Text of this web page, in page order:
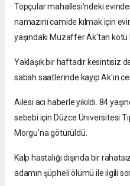
Topçular mahallesi’ndeki
namazını camide kılmak için
yaşındaki Muzaffer Ak'tan kötü
Yaklaşık bir haftadır kesintisiz
sabah saatlerinde kayıp Ak'ın
Ailesi acı haberle yıkıldı. 84
sebebi için Düzce Üniversitesi
Morgu'na götürüldü.
Kalp hastalığı dışında bir
adamın şüpheli ölümü ile ilgili